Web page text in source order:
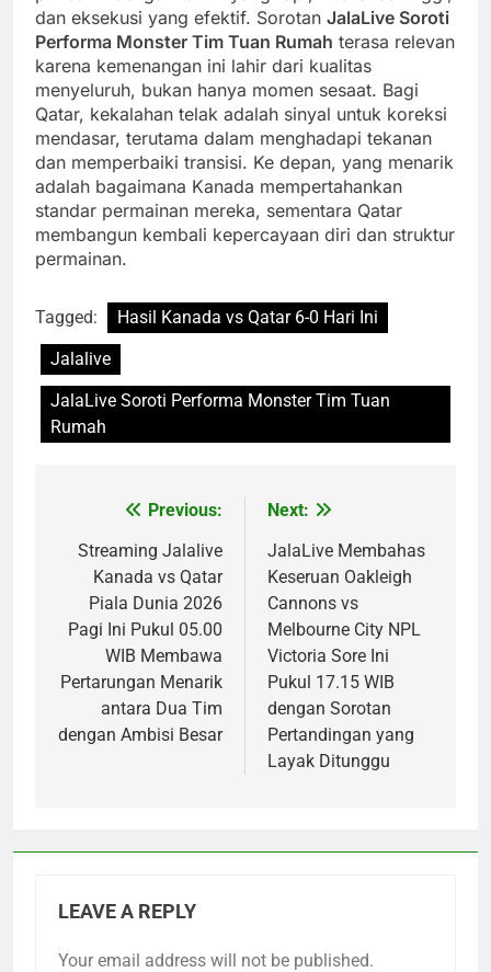
dan eksekusi yang efektif. Sorotan JalaLive Soroti
Performa Monster Tim Tuan Rumah terasa relevan
karena kemenangan ini lahir dari kualitas
menyeluruh, bukan hanya momen sesaat. Bagi
Qatar, kekalahan telak adalah sinyal untuk koreksi
mendasar, terutama dalam menghadapi tekanan
dan memperbaiki transisi. Ke depan, yang menarik
adalah bagaimana Kanada mempertahankan
standar permainan mereka, sementara Qatar
membangun kembali kepercayaan diri dan struktur
permainan.
Tagged:
Hasil Kanada vs Qatar 6-0 Hari Ini
Jalalive
JalaLive Soroti Performa Monster Tim Tuan
Rumah
navigation
Previous:
Streaming Jalalive
Kanada vs Qatar
Piala Dunia 2026
Pagi Ini Pukul 05.00
WIB Membawa
Pertarungan Menarik
antara Dua Tim
dengan Ambisi Besar
Next:
JalaLive Membahas
Keseruan Oakleigh
Cannons vs
Melbourne City NPL
Victoria Sore Ini
Pukul 17.15 WIB
dengan Sorotan
Pertandingan yang
Layak Ditunggu
LEAVE A REPLY
Your email address will not be published.